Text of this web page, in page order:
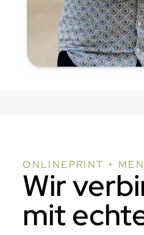
ONLINEPRINT +
Wir
mit